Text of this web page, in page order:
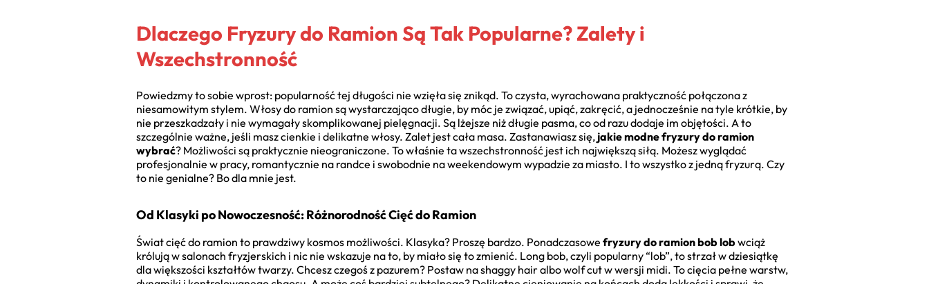
Dlaczego Fryzury do Ramion Są Tak Popularne? Zalety i
Wszechstronność
Powiedzmy to sobie wprost: popularność tej długości nie wzięła się znikąd. To czysta, wyrachowana praktyczność połączona z
niesamowitym stylem. Włosy do ramion są wystarczająco długie, by móc je związać, upiąć, zakręcić, a jednocześnie na tyle krótkie, by
nie przeszkadzały i nie wymagały skomplikowanej pielęgnacji. Są lżejsze niż długie pasma, co od razu dodaje im objętości. A to
szczególnie ważne, jeśli masz cienkie i delikatne włosy. Zalet jest cała masa. Zastanawiasz się, jakie modne fryzury do ramion
wybrać? Możliwości są praktycznie nieograniczone. To właśnie ta wszechstronność jest ich największą siłą. Możesz wyglądać
profesjonalnie w pracy, romantycznie na randce i swobodnie na weekendowym wypadzie za miasto. I to wszystko z jedną fryzurą. Czy
to nie genialne? Bo dla mnie jest.
Od Klasyki po Nowoczesność: Różnorodność Cięć do Ramion
Świat cięć do ramion to prawdziwy kosmos możliwości. Klasyka? Proszę bardzo. Ponadczasowe fryzury do ramion bob lobwciąż
królują w salonach fryzjerskich i nic nie wskazuje na to, by miało się to zmienić. Long bob, czyli popularny “lob”, to strzał w dziesiątkę
dla większości kształtów twarzy. Chcesz czegoś z pazurem? Postaw na shaggy hair albo wolf cut w wersji midi. To cięcia pełne warstw,